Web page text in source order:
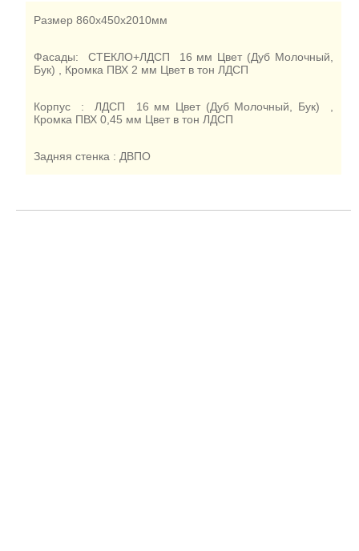
СТУЛЬЯ И СКАМЕЙКИ ДЛЯ
ДЕТСКОГО САДА (34)
ШКАФЫ В РАЗДЕВАЛКУ
ДЛЯ ДЕТСКОГО САДА (39)
И ГОРШКОВ (32)
СТЕЛЛАЖИ И СТЕНКИ
ИГРОВАЯ МЕБЕЛЬ (16)
КУХОННАЯ МЕБЕЛЬ (10)
Размер 860х450х2010мм
Фасады: СТЕКЛО+ЛДСП 16 мм Цвет (Дуб Молочный,
Бук) , Кромка ПВХ 2 мм Цвет в тон ЛДСП
Корпус : ЛДСП 16 мм Цвет (Дуб Молочный, Бук) ,
Кромка ПВХ 0,45 мм Цвет в тон ЛДСП
Задняя стенка : ДВПО